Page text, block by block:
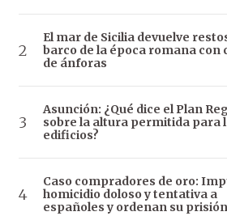
El mar de Sicilia devuelve
barco de la época romana con
de ánforas
Asunción: ¿Qué dice el Plan
sobre la altura permitida para
edificios?
Caso compradores de oro:
homicidio doloso y tentativa a
españoles y ordenan su prisión